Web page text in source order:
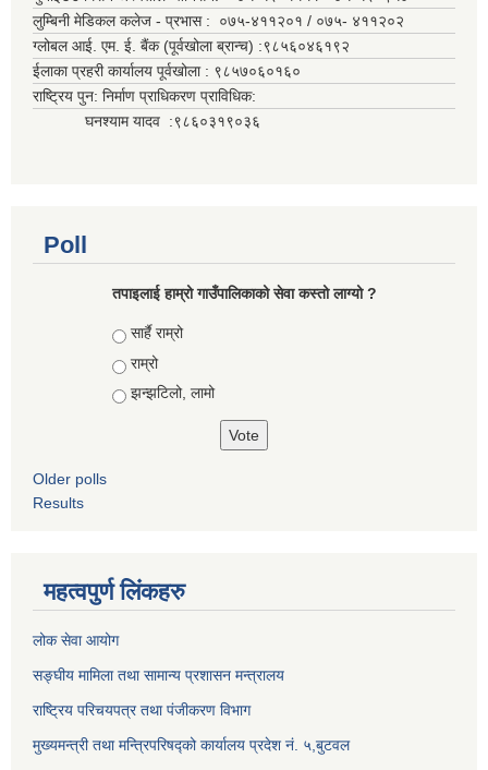
लुम्बिनी मेडिकल कलेज - प्रभास : ०७५-४११२०१ / ०७५- ४११२०२
ग्लोबल आई. एम. ई. बैंक (पूर्वखोला ब्रान्च) :९८५६०४६१९२
ईलाका प्रहरी कार्यालय पूर्वखोला : ९८५७०६०१६०
राष्ट्रिय पुन: निर्माण प्राधिकरण प्राविधिक:
घनश्याम यादव :९८६०३१९०३६
Poll
तपाइलाई हाम्रो गाउँपालिकाको सेवा कस्तो लाग्यो ?
Choices
सार्है राम्रो
राम्रो
झन्झटिलो, लामो
Older polls
Results
महत्वपुर्ण लिंकहरु
लोक सेवा आयोग
सङ्घीय मामिला तथा सामान्य प्रशासन मन्त्रालय
राष्ट्रिय परिचयपत्र तथा पंजीकरण विभाग
मुख्यमन्त्री तथा मन्त्रिपरिषद्को कार्यालय प्रदेश नं. ५,बुटवल